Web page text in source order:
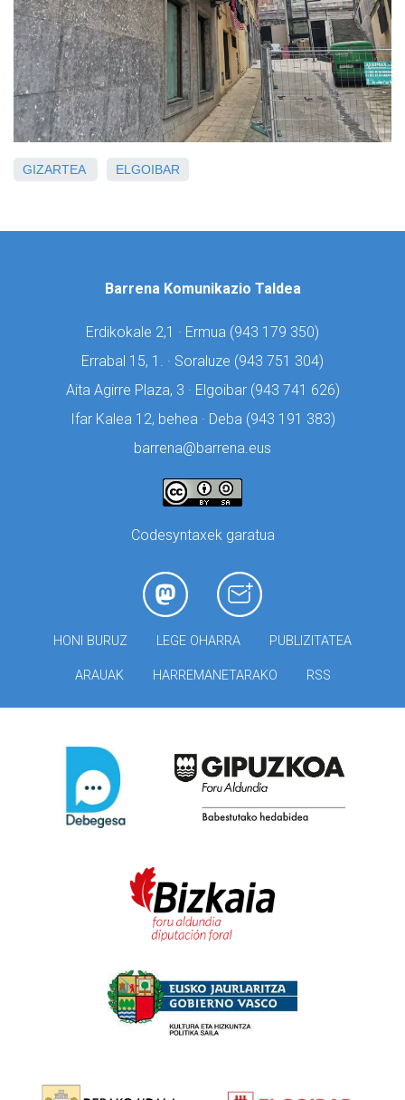
GIZARTEA ELGOIBAR
Barrena Komunikazio Taldea
Erdikokale 2,1 · Ermua (943 179 350)
Errabal 15, 1. · Soraluze (943 751 304)
Aita Agirre Plaza, 3 · Elgoibar (943 741 626)
Ifar Kalea 12, behea · Deba (943 191 383)
barrena@barrena.eus
Codesyntaxek garatua
HONI BURUZ LEGE OHARRA PUBLIZITATEA
ARAUAK HARREMANETARAKO RSS